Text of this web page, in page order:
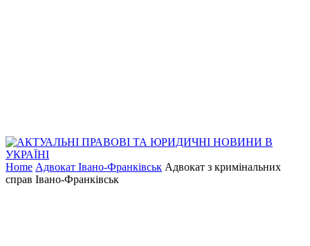
Home Адвокат Івано-Франківськ Адвокат з кримінальних
справ Івано-Франківськ